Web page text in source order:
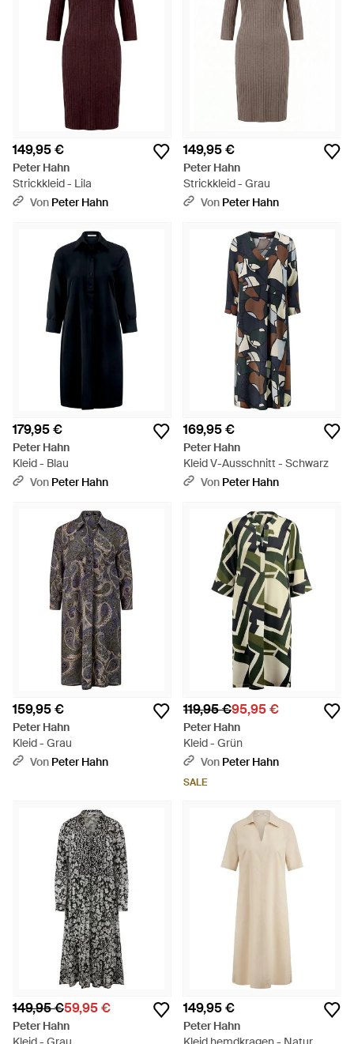
149,95 €
Peter Hahn
Strickkleid - Lila
Von Peter Hahn
149,95 €
Peter Hahn
Strickkleid - Grau
Von Peter Hahn
179,95 €
Peter Hahn
Kleid - Blau
Von Peter Hahn
169,95 €
Peter Hahn
Kleid V-Ausschnitt - Schwarz
Von Peter Hahn
159,95 €
Peter Hahn
Kleid - Grau
Von Peter Hahn
119,95 €95,95 €
Peter Hahn
Kleid - Grün
Von Peter Hahn
SALE
149,95 €59,95 €
Peter Hahn
149,95 €
Peter Hahn